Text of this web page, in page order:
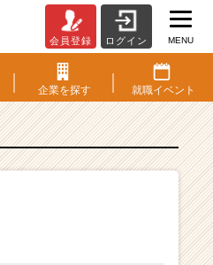
会員登録 ログイン MENU
企業を探す 就職イベント